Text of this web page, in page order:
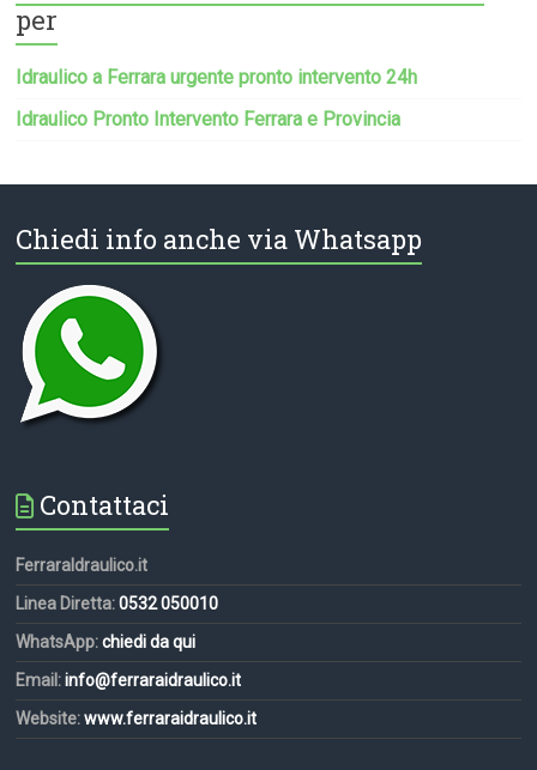
per
Idraulico a Ferrara urgente pronto intervento 24h
Idraulico Pronto Intervento Ferrara e Provincia
Chiedi info anche via Whatsapp
Contattaci
FerraraIdraulico.it
Linea Diretta:0532 050010
WhatsApp:chiedi da qui
Email:info@ferraraidraulico.it
Website:www.ferraraidraulico.it